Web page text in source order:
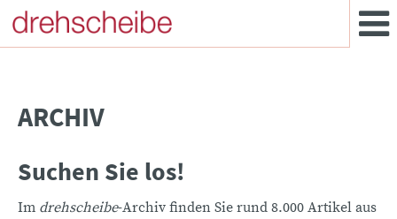
ARCHIV
Suchen Sie los!
Im drehscheibe-Archiv finden Sie rund 8.000 Artikel aus